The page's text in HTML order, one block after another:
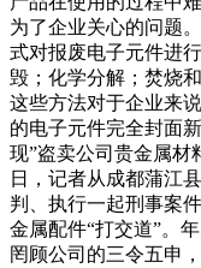
为了企业关心的问题
式对报废电子元件进
毁；化学分解；焚烧
这些方法对于企业来
的电子元件完全封
现”盗卖公司贵金属
日，记者从成都蒲江
判、执行一起刑事案
金属配件“打交道”。
罔顾公司的三令五